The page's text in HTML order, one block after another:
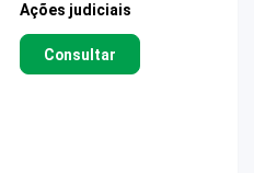
Ações judiciais
Consultar